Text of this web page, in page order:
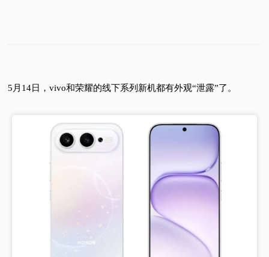
5月14日，vivo和荣耀的线下系列新机都有外观“泄露”了。